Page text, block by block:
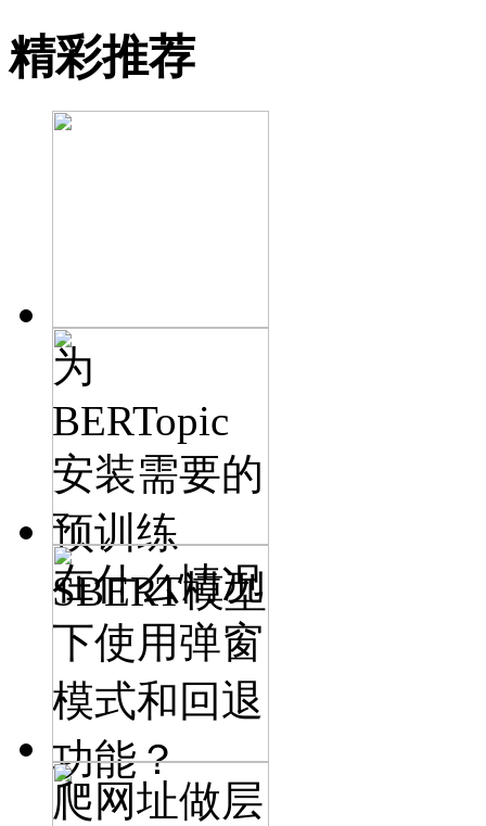
精彩推荐
为
BERTopic
安装需要的
预训练
SBERT模型
在什么情况
下使用弹窗
模式和回退
功能？
爬网址做层